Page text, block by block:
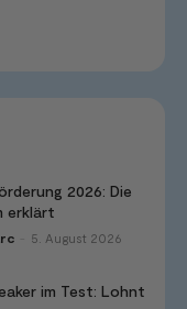
2026: Die
erklärt
5. August 2026
im Test: Lohnt